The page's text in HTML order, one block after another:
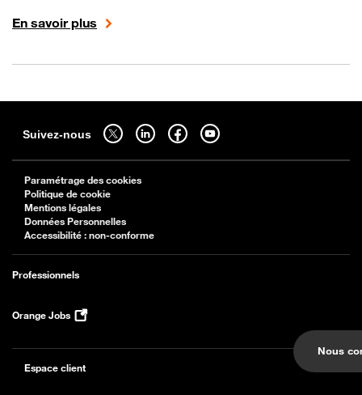
En savoir plus
Nous
Suivez-nous
Suivez-nous sur twitter - ouverture dans un nouvel onglet
Suivez-nous sur linkedin - ouverture dans un nouvel onglet
Suivez-nous sur facebook - ouverture dans un
Suivez-nous sur youtube - ouverture dans
Paramétrage des cookies
Politique de cookie
Mentions légales
Données Personnelles
Accessibilité : non-conforme
Professionnels
Orange Jobs
Espace client